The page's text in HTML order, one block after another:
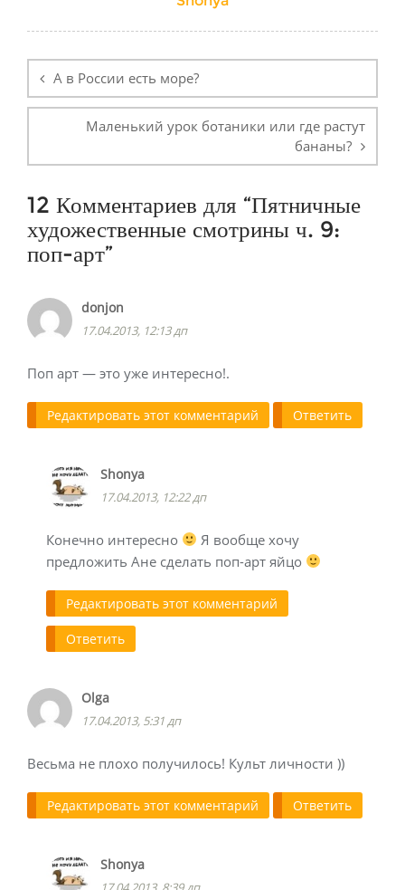
Навигация
по
записям
А в России есть море?
Маленький урок ботаники или где растут
бананы?
12 Комментариев для “Пятничные
художественные смотрины ч. 9:
поп-арт”
donjon
17.04.2013, 12:13 дп
Поп арт — это уже интересно!.
Редактировать этот комментарий Ответить
Shonya
17.04.2013, 12:22 дп
Конечно интересно
Я вообще хочу
предложить Ане сделать поп-арт яйцо
Редактировать этот комментарий
Ответить
Olga
17.04.2013, 5:31 дп
Весьма не плохо получилось! Культ личности ))
Редактировать этот комментарий Ответить
Shonya